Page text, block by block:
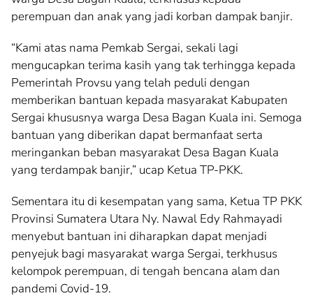
perempuan dan anak yang jadi korban dampak banjir.
“Kami atas nama Pemkab Sergai, sekali lagi
mengucapkan terima kasih yang tak terhingga kepada
Pemerintah Provsu yang telah peduli dengan
memberikan bantuan kepada masyarakat Kabupaten
Sergai khususnya warga Desa Bagan Kuala ini. Semoga
bantuan yang diberikan dapat bermanfaat serta
meringankan beban masyarakat Desa Bagan Kuala
yang terdampak banjir,” ucap Ketua TP-PKK.
Sementara itu di kesempatan yang sama, Ketua TP PKK
Provinsi Sumatera Utara Ny. Nawal Edy Rahmayadi
menyebut bantuan ini diharapkan dapat menjadi
penyejuk bagi masyarakat warga Sergai, terkhusus
kelompok perempuan, di tengah bencana alam dan
pandemi Covid-19.